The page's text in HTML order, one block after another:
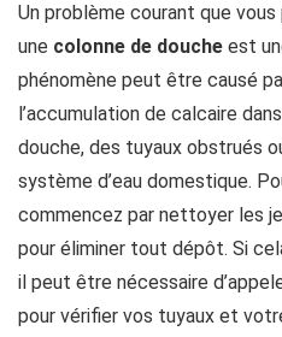
Un problème courant que
une colonne de douche est
phénomène peut être causé
l’accumulation de calcaire
douche, des tuyaux obstrués
système d’eau domestique.
commencez par nettoyer les
pour éliminer tout dépôt. Si
il peut être nécessaire
pour vérifier vos tuyaux et